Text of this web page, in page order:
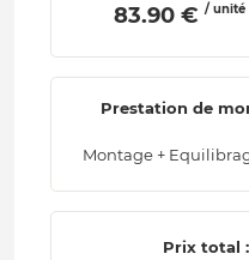
83.90 € / unité
Prestation de
Montage +
Prix total :